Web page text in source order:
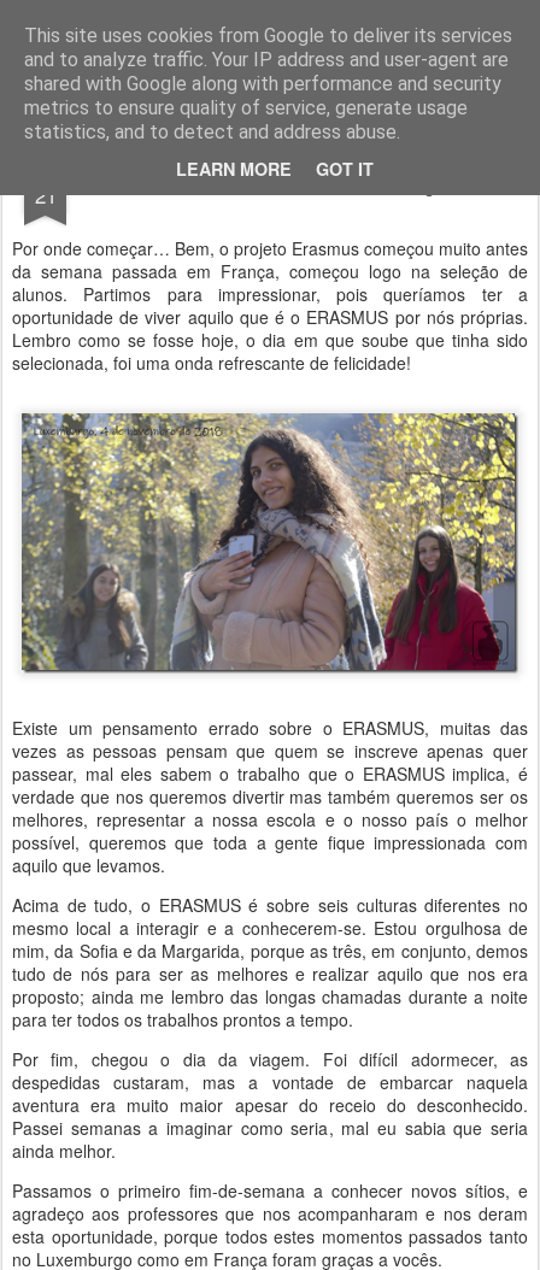
This site uses cookies from Google to deliver its services
and to analyze traffic. Your IP address and user-agent are
shared with Google along with performance and security
metrics to ensure quality of service, generate usage
statistics, and to detect and address abuse.
LEARN MORE GOT IT
Geopalavras
canal800 clique ZapCanal
21 A minha semana em França.
Por onde começar… Bem, o projeto Erasmus começou muito antes
da semana passada em França, começou logo na seleção de
alunos. Partimos para impressionar, pois queríamos ter a
oportunidade de viver aquilo que é o ERASMUS por nós próprias.
Lembro como se fosse hoje, o dia em que soube que tinha sido
selecionada, foi uma onda refrescante de felicidade!
Existe um pensamento errado sobre o ERASMUS, muitas das
vezes as pessoas pensam que quem se inscreve apenas quer
passear, mal eles sabem o trabalho que o ERASMUS implica, é
verdade que nos queremos divertir mas também queremos ser os
melhores, representar a nossa escola e o nosso país o melhor
possível, queremos que toda a gente fique impressionada com
aquilo que levamos.
Acima de tudo, o ERASMUS é sobre seis culturas diferentes no
mesmo local a interagir e a conhecerem-se. Estou orgulhosa de
mim, da Sofia e da Margarida, porque as três, em conjunto, demos
tudo de nós para ser as melhores e realizar aquilo que nos era
proposto; ainda me lembro das longas chamadas durante a noite
para ter todos os trabalhos prontos a tempo.
Por fim, chegou o dia da viagem. Foi difícil adormecer, as
despedidas custaram, mas a vontade de embarcar naquela
aventura era muito maior apesar do receio do desconhecido.
Passei semanas a imaginar como seria, mal eu sabia que seria
ainda melhor.
Passamos o primeiro fim-de-semana a conhecer novos sítios, e
agradeço aos professores que nos acompanharam e nos deram
esta oportunidade, porque todos estes momentos passados tanto
no Luxemburgo como em França foram graças a vocês.